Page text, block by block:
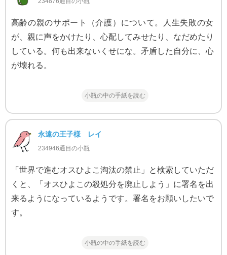
高齢の親のサポート（介護）について。人生失敗の女
が、親に声をかけたり、心配してみせたり、なだめたり
している。何も出来ないくせにな。矛盾した自分に、心
が壊れる。
小瓶の中の手紙を読む
永遠の王子様 レイ
234946通目の小瓶
「世界で進むオスひよこ淘汰の禁止」と検索していただ
くと、「オスひよこの殺処分を廃止しよう」に署名を出
来るようになっているようです。署名をお願いしたいで
す。
小瓶の中の手紙を読む